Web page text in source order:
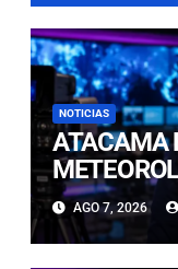
NOTICIAS
ATACAMA
LLUVIAS E
EN
AGO 7, 2026